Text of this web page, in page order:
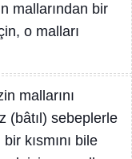
mallarından bir
o malları
mallarını
(bâtıl) sebeplerle
kısmını bile